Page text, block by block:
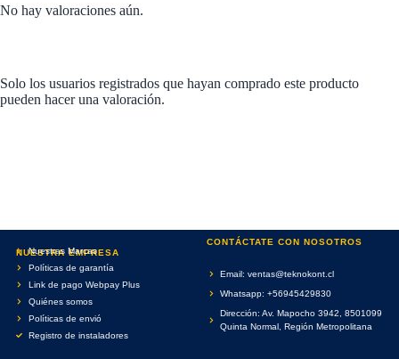
No hay valoraciones aún.
Solo los usuarios registrados que hayan comprado este producto
pueden hacer una valoración.
NUESTRA EMPRESA
Nuestras Marcas
Políticas de garantía
Link de pago Webpay Plus
Quiénes somos
Políticas de envió
Registro de instaladores
CONTÁCTATE CON NOSOTROS
Email: ventas@teknokont.cl
Whatsapp: +56945429830
Dirección: Av. Mapocho 3942, 8501099
Quinta Normal, Región Metropolitana